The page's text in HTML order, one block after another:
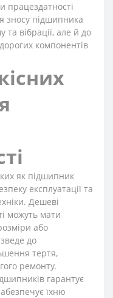
працездатності
зносу підшипника
вібрації, але й до
компонентів
як підшипник
експлуатації та
Дешеві
можуть мати
або
до
тертя,
ремонту.
гарантує
їхню